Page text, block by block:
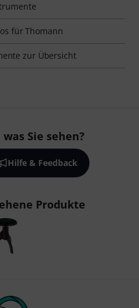
für Thomann
zur Übersicht
Sie sehen?
Hilfe & Feedback
Produkte